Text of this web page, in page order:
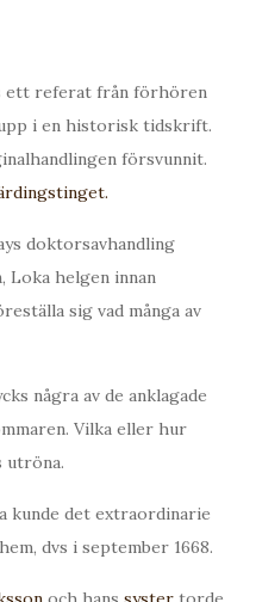
ett referat från förhören
i en historisk tidskrift.
försvunnit.
doktorsavhandling
Loka helgen innan
sig vad många av
några av de anklagade
Vilka eller hur
utröna.
kunde det extraordinarie
dvs i september 1668.